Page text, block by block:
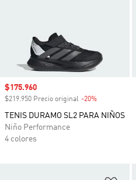
Precio de venta
$175.960
$219.950 Precio original -20%
TENIS DURAMO SL2 PARA NIÑOS
Niño Performance
4 colores